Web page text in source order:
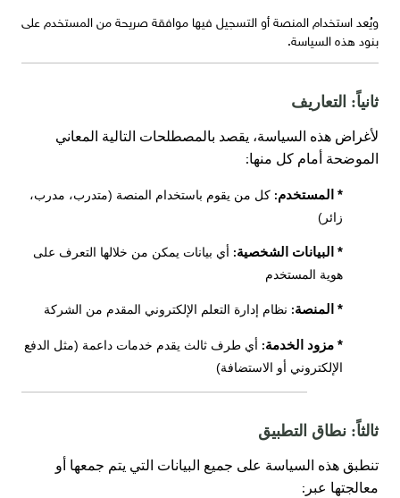
ويُعد استخدام المنصة أو التسجيل فيها موافقة صريحة من المستخدم على
بنود هذه السياسة.
ثانياً: التعاريف
لأغراض هذه السياسة، يقصد بالمصطلحات التالية المعاني
الموضحة أمام كل منها:
* المستخدم: كل من يقوم باستخدام المنصة (متدرب، مدرب،
زائر)
* البيانات الشخصية: أي بيانات يمكن من خلالها التعرف على
هوية المستخدم
* المنصة: نظام إدارة التعلم الإلكتروني المقدم من الشركة
* مزود الخدمة: أي طرف ثالث يقدم خدمات داعمة (مثل الدفع
الإلكتروني أو الاستضافة)
ثالثاً: نطاق التطبيق
تنطبق هذه السياسة على جميع البيانات التي يتم جمعها أو
معالجتها عبر :